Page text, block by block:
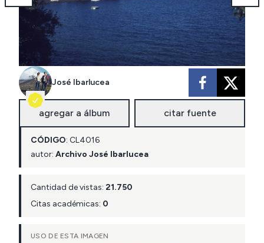
José Ibarlucea
agregar a álbum citar fuente
CÓDIGO: CL4016
autor: Archivo José Ibarlucea
Cantidad de vistas: 21.750
Citas académicas: 0
USO DE ESTA IMAGEN